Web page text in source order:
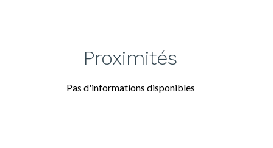
Proximités
Pas d'informations disponibles